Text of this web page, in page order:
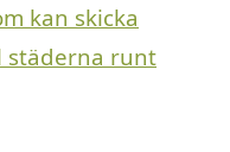
kan skicka
städerna runt